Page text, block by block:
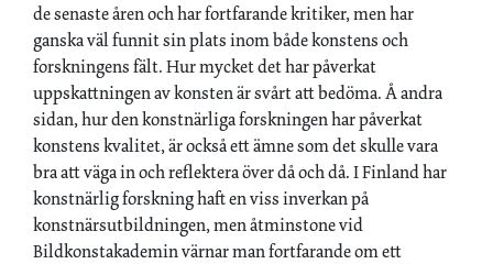
de senaste åren och har fortfarande kritiker, men har
ganska väl funnit sin plats inom både konstens och
forskningens fält. Hur mycket det har påverkat
uppskattningen av konsten är svårt att bedöma. Å andra
sidan, hur den konstnärliga forskningen har påverkat
konstens kvalitet, är också ett ämne som det skulle vara
bra att väga in och reflektera över då och då. I Finland har
konstnärlig forskning haft en viss inverkan på
konstnärsutbildningen, men åtminstone vid
Bildkonstakademin värnar man fortfarande om ett